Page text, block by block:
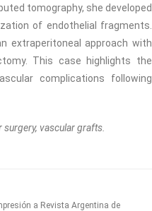
tomography, she developed
of endothelial fragments.
extraperitoneal approach with
This case highlights the
complications following
vascular grafts.
a Revista Argentina de